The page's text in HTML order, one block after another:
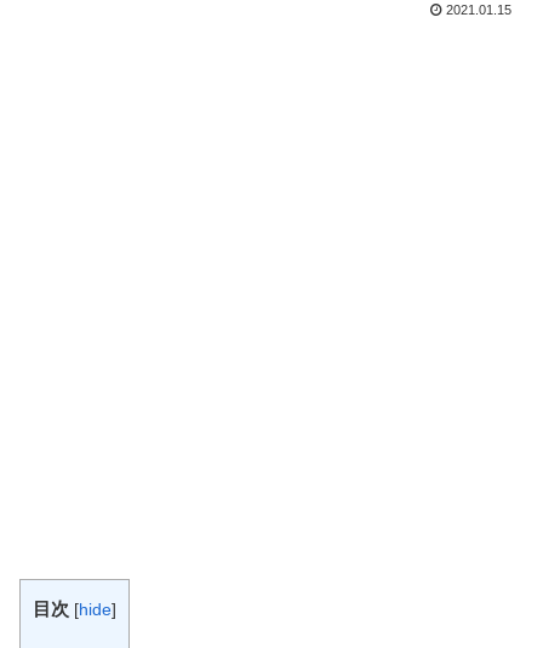
2021.01.15
目次 [hide]